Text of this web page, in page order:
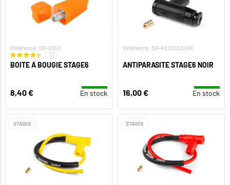
Référence: S6-0250
12
BOITE À BOUGIE STAGE6
8,40 € En stock
Référence: S6-4510003/BK
ANTIPARASITE STAGE6 NOIR
16,00 € En stock
STAGE6 STAGE6